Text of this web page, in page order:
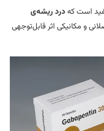
است کهدرد ریشه‌ی
مکانیکی اثر قابل‌توجهی